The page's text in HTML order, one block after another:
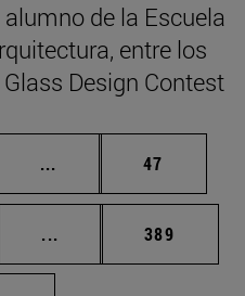
de la Escuela
entre los
Design Contest
... Páginas intermedias
Página
47
... Páginas intermedias
Página
389